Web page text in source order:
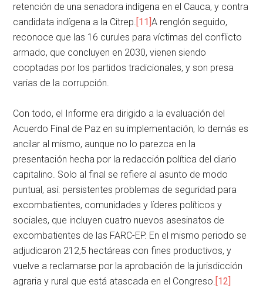
retención de una senadora indígena en el Cauca, y contra
candidata indígena a la Citrep. [11]A renglón seguido,
reconoce que las 16 curules para víctimas del conflicto
armado, que concluyen en 2030, vienen siendo
cooptadas por los partidos tradicionales, y son presa
varias de la corrupción.
Con todo, el Informe era dirigido a la evaluación del
Acuerdo Final de Paz en su implementación, lo demás es
ancilar al mismo, aunque no lo parezca en la
presentación hecha por la redacción política del diario
capitalino. Solo al final se refiere al asunto de modo
puntual, así: persistentes problemas de seguridad para
excombatientes, comunidades y líderes políticos y
sociales, que incluyen cuatro nuevos asesinatos de
excombatientes de las FARC-EP. En el mismo periodo se
adjudicaron 212,5 hectáreas con fines productivos, y
vuelve a reclamarse por la aprobación de la jurisdicción
agraria y rural que está atascada en el Congreso. [12]